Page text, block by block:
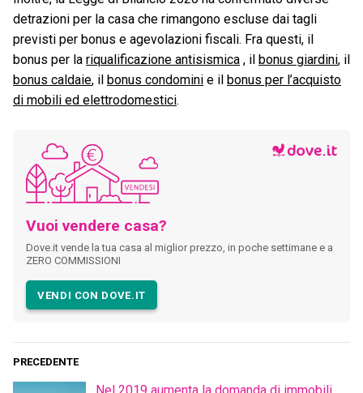
detrazioni per la casa che rimangono escluse dai tagli
previsti per bonus e agevolazioni fiscali. Fra questi, il
bonus per la riqualificazione antisismica , il bonus giardini, il
bonus caldaie, il bonus condomini e il bonus per l’acquisto
di mobili ed elettrodomestici.
Vuoi vendere casa?
Dove.it vende la tua casa al miglior prezzo, in poche settimane e a
ZERO COMMISSIONI
VENDI CON DOVE.IT
PRECEDENTE